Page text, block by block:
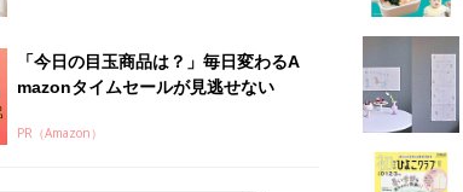
「今日の目玉商品は？」毎日変わるA
mazonタイムセールが見逃せない
PR（Amazon）